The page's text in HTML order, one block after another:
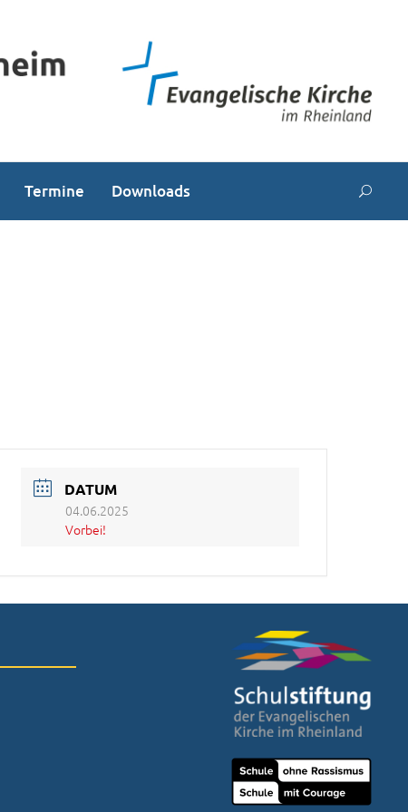
Termine Downloads
DATUM
04.06.2025
Vorbei!